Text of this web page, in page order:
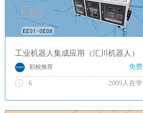
工业机器人集成应用（汇川机器人）
职校推荐 免费
6 2009人在学